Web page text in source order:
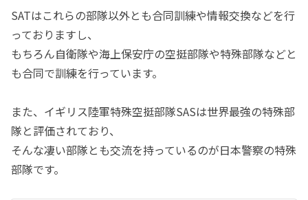
SATはこれらの部隊以外とも合同訓練や情報交換などを行
っておりますし、
もちろん自衛隊や海上保安庁の空挺部隊や特殊部隊などと
も合同で訓練を行っています。
また、イギリス陸軍特殊空挺部隊SASは世界最強の特殊部
隊と評価されており、
そんな凄い部隊とも交流を持っているのが日本警察の特殊
部隊です。